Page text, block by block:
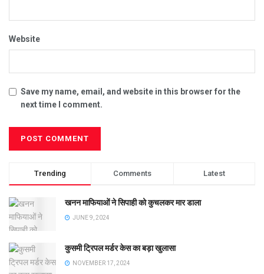
Website
Save my name, email, and website in this browser for the
next time I comment.
Trending Comments Latest
खनन माफियाओं ने सिपाही को कुचलकर मार डाला
JUNE 9, 2024
कुसमी ट्रिपल मर्डर केस का बड़ा खुलासा
NOVEMBER 17, 2024